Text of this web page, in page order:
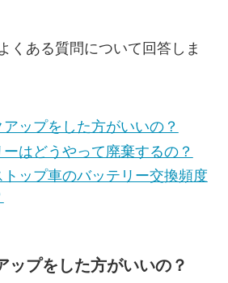
くある質問について回答しま
ップをした方がいいの？
はどうやって廃棄するの？
ップ車のバッテリー交換頻度
ップをした方がいいの？